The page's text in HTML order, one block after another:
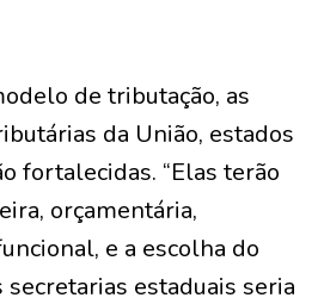
de tributação, as
da União, estados
fortalecidas. “Elas terão
orçamentária,
e a escolha do
estaduais seria